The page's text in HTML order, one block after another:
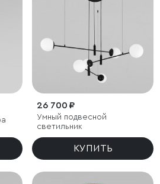
26 700 ₽
Умный подвесной
светильник
КУПИТЬ